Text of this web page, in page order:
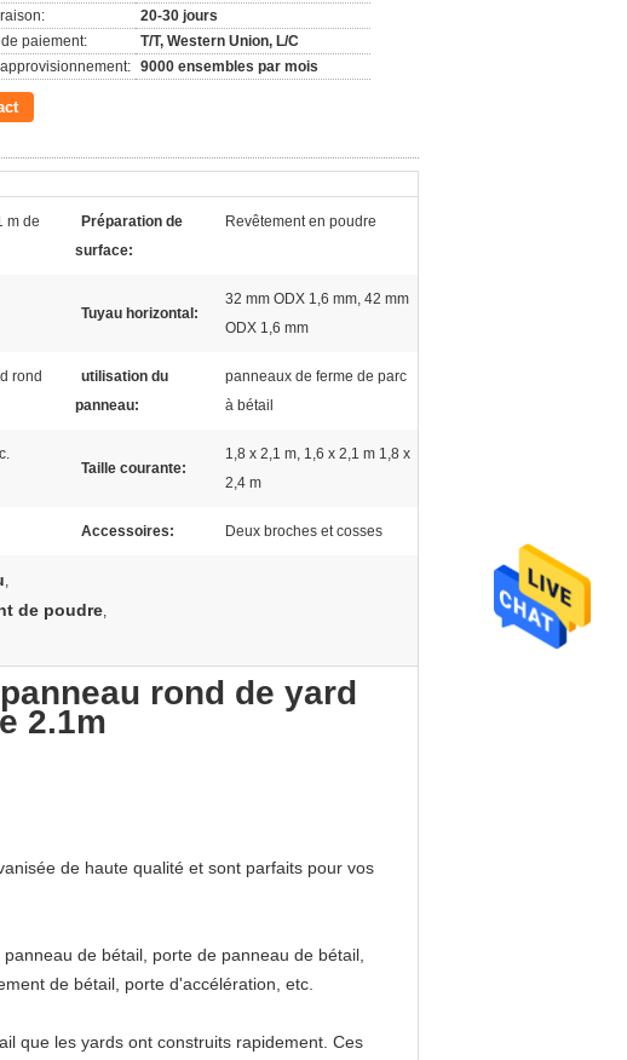
20-30 jours
paiement:
T/T, Western Union, L/C
9000 ensembles par mois
m de
Préparation de
surface:
Revêtement en poudre
Tuyau horizontal:
32 mm ODX 1,6 mm, 42 mm
ODX 1,6 mm
rond
utilisation du
panneau:
panneaux de ferme de parc
à bétail
Taille courante:
1,8 x 2,1 m, 1,6 x 2,1 m 1,8 x
2,4 m
Accessoires: Deux broches et cosses
,
de poudre,
rond de yard
2.1m
de haute qualité et sont parfaits pour vos
de bétail, porte de panneau de bétail,
de bétail, porte d'accélération, etc.
que les yards ont construits rapidement. Ces